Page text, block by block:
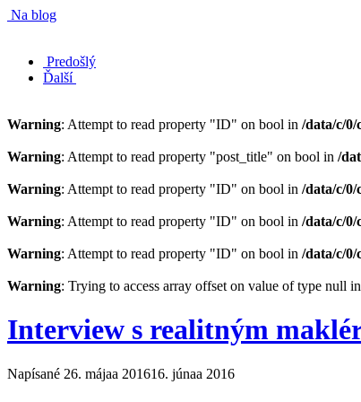
Na blog
Predošlý
Ďalší
Warning: Attempt to read property "ID" on bool in /data/c/0/
Warning: Attempt to read property "post_title" on bool in /
Warning: Attempt to read property "ID" on bool in /data/c/0/
Warning: Attempt to read property "ID" on bool in /data/c/0/
Warning: Attempt to read property "ID" on bool in /data/c/0/
Warning: Trying to access array offset on value of type null in
Interview s realitným
Napísané 26. májaa 201616. júnaa 2016